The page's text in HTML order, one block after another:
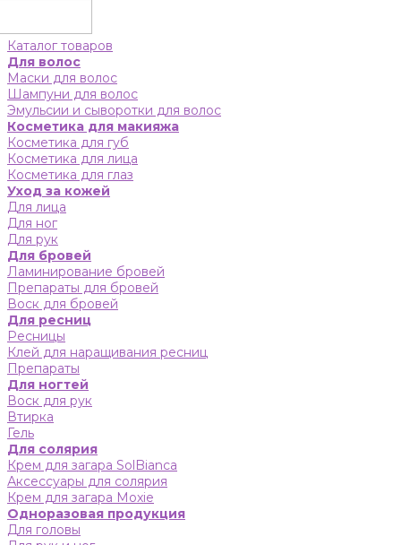
Каталог товаров
Для волос
Маски для волос
Шампуни для волос
Эмульсии и сыворотки для волос
Косметика для макияжа
Косметика для губ
Косметика для лица
Косметика для глаз
Уход за кожей
Для лица
Для ног
Для рук
Для бровей
Ламинирование бровей
Препараты для бровей
Воск для бровей
Для ресниц
Ресницы
Клей для наращивания ресниц
Препараты
Для ногтей
Воск для рук
Втирка
Гель
Для солярия
Крем для загара SolBianca
Аксессуары для солярия
Крем для загара Moxie
Одноразовая продукция
Для головы